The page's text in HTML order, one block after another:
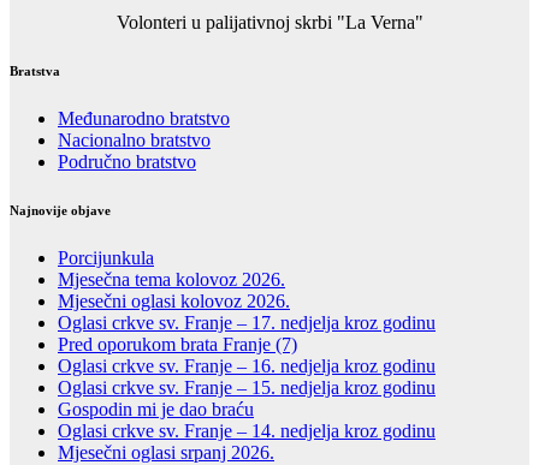
Volonteri u palijativnoj skrbi "La Verna"
Bratstva
Međunarodno bratstvo
Nacionalno bratstvo
Područno bratstvo
Najnovije objave
Porcijunkula
Mjesečna tema kolovoz 2026.
Mjesečni oglasi kolovoz 2026.
Oglasi crkve sv. Franje – 17. nedjelja kroz godinu
Pred oporukom brata Franje (7)
Oglasi crkve sv. Franje – 16. nedjelja kroz godinu
Oglasi crkve sv. Franje – 15. nedjelja kroz godinu
Gospodin mi je dao braću
Oglasi crkve sv. Franje – 14. nedjelja kroz godinu
Mjesečni oglasi srpanj 2026.